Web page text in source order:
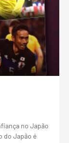
no Japão
do Japão é